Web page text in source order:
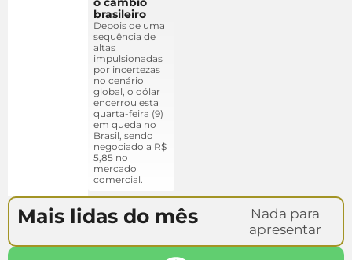
brasileiro
Depois de uma
sequência de
altas
impulsionadas
por incertezas
no cenário
global, o dólar
encerrou esta
quarta-feira (9)
em queda no
Brasil, sendo
negociado a R$
5,85 no
mercado
comercial.
Mais lidas do mês
Nada para
apresentar